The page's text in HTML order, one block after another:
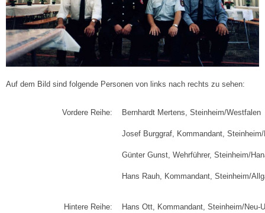
2
4
.
M
a
i
2
Auf dem Bild sind folgende Personen von links nach rechts zu sehen:
Vordere Reihe: Bernhardt Mertens, Steinheim/Westfalen
Josef Burggraf, Kommandant,
Günter Gunst, Wehrführer, Steinheim/
Hans Rauh, Kommandant, Steinheim/
Hintere Reihe: Hans Ott, Kommandant, Steinheim/Neu-